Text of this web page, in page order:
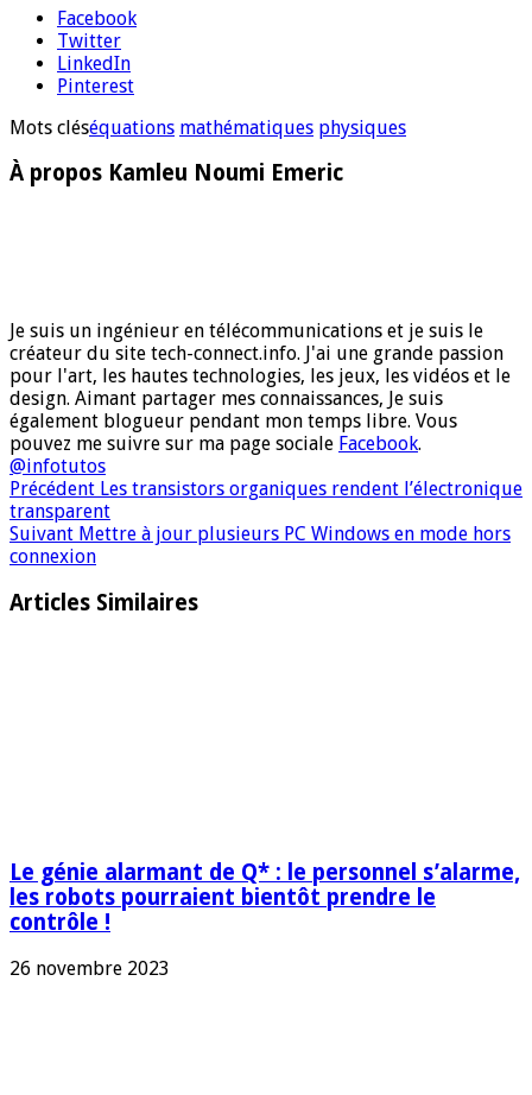
Facebook
Twitter
LinkedIn
Pinterest
Mots cléséquations mathématiques physiques
À propos Kamleu Noumi Emeric
Je suis un ingénieur en télécommunications et je suis le
créateur du site tech-connect.info. J'ai une grande passion
pour l'art, les hautes technologies, les jeux, les vidéos et le
design. Aimant partager mes connaissances, Je suis
également blogueur pendant mon temps libre. Vous
pouvez me suivre sur ma page sociale Facebook.
@infotutos
Précédent Les transistors organiques rendent l’électronique
transparent
Suivant Mettre à jour plusieurs PC Windows en mode hors
connexion
Articles Similaires
Le génie alarmant de Q* : le personnel s’alarme,
les robots pourraient bientôt prendre le
contrôle !
26 novembre 2023